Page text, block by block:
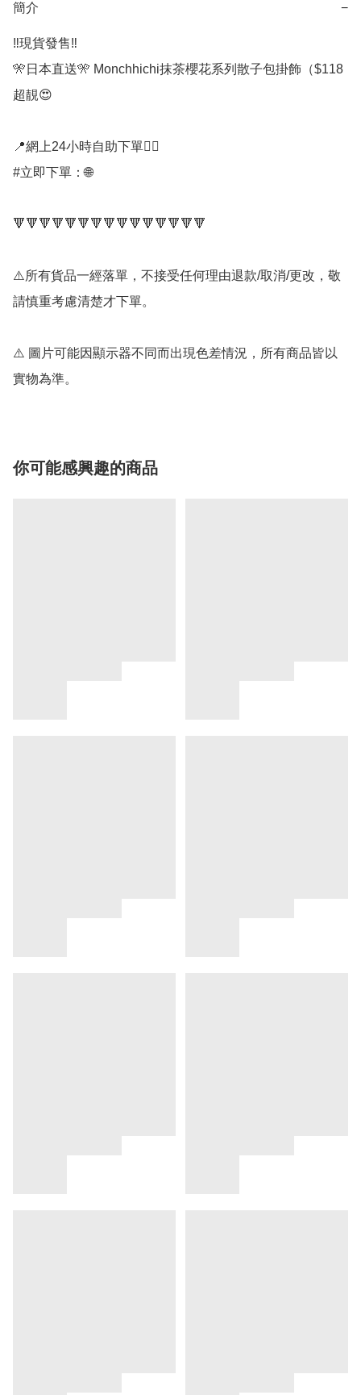
簡介 −
‼️現貨發售‼️
🎌日本直送🎌 Monchhichi抹茶櫻花系列散子包掛飾（$118
超靚😍
📍網上24小時自助下單👍🏻
#立即下單：🌐
🔻🔻🔻🔻🔻🔻🔻🔻🔻🔻🔻🔻🔻🔻🔻
⚠️所有貨品一經落單，不接受任何理由退款/取消/更改，敬
請慎重考慮清楚才下單。
⚠️ 圖片可能因顯示器不同而出現色差情況，所有商品皆以
實物為準。
你可能感興趣的商品